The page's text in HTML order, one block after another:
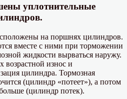
уплотнительные
на поршнях цилиндров.
вместе с ними при торможении
жидкости вырваться наружу.
возрастной износ и
цилиндра. Тормозная
(цилиндр «потеет»), а потом
(цилиндр потек).